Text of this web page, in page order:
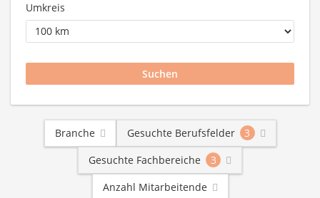
Umkreis
Branche Gesuchte Berufsfelder
3
Gesuchte Fachbereiche
3
Anzahl Mitarbeitende